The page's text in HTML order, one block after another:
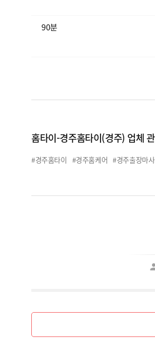
90분
홈타이-경주홈타이(경주) 업체
#경주홈타이 #경주홈케어 #경주출장마